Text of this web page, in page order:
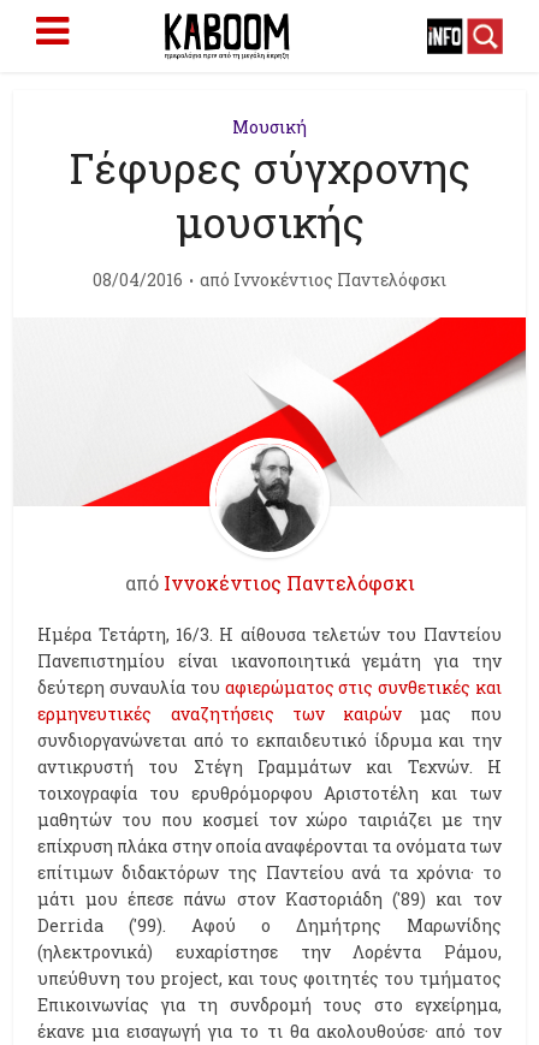
Μουσική
Γέφυρες σύγχρονης
μουσικής
08/04/2016 από Ιννοκέντιος Παντελόφσκι
από Ιννοκέντιος Παντελόφσκι
Ημέρα Τετάρτη, 16/3. Η αίθουσα τελετών του Παντείου
Πανεπιστημίου είναι ικανοποιητικά γεμάτη για την
δεύτερη συναυλία του αφιερώματος στις συνθετικές και
ερμηνευτικές αναζητήσεις των καιρών μας που
συνδιοργανώνεται από το εκπαιδευτικό ίδρυμα και την
αντικρυστή του Στέγη Γραμμάτων και Τεχνών. Η
τοιχογραφία του ερυθρόμορφου Αριστοτέλη και των
μαθητών του που κοσμεί τον χώρο ταιριάζει με την
επίχρυση πλάκα στην οποία αναφέρονται τα ονόματα των
επίτιμων διδακτόρων της Παντείου ανά τα χρόνια· το
μάτι μου έπεσε πάνω στον Καστοριάδη ('89) και τον
Derrida ('99). Αφού ο Δημήτρης Μαρωνίδης
(ηλεκτρονικά) ευχαρίστησε την Λορέντα Ράμου,
υπεύθυνη του project, και τους φοιτητές του τμήματος
Επικοινωνίας για τη συνδρομή τους στο εγχείρημα,
έκανε μια εισαγωγή για το τι θα ακολουθούσε· από τον